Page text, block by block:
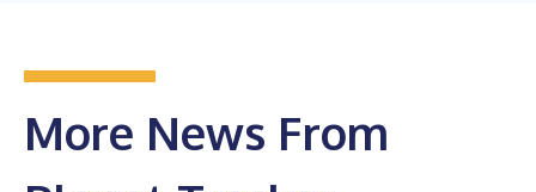
More News From